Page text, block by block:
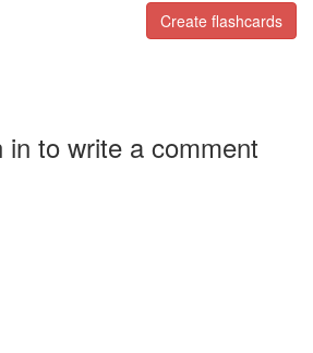
Create flashcards
in to write a comment